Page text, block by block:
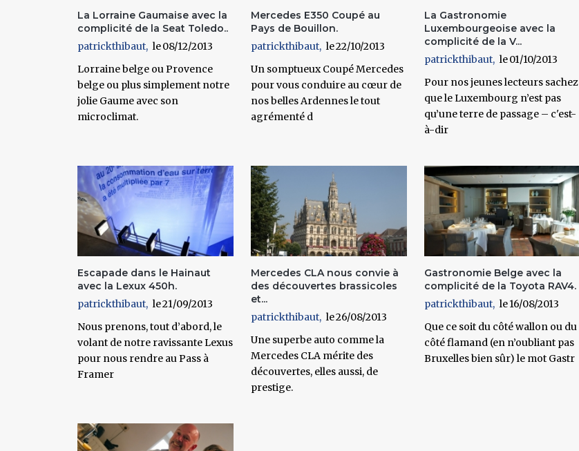
La Lorraine Gaumaise avec la
complicité de la Seat Toledo..
patrickthibaut
08/12/2013
Lorraine belge ou Provence
belge ou plus simplement notre
jolie Gaume avec son
microclimat.
Mercedes E350 Coupé au
Pays de Bouillon.
patrickthibaut
22/10/2013
Un somptueux Coupé Mercedes
pour vous conduire au cœur de
nos belles Ardennes le tout
agrémenté d
La Gastronomie
Luxembourgeoise avec la
complicité de la V...
patrickthibaut
01/10/2013
Pour nos jeunes lecteurs sachez
que le Luxembourg n’est pas
qu’une terre de passage – c'est-
à-dir
Escapade dans le Hainaut
avec la Lexux 450h.
patrickthibaut
21/09/2013
Nous prenons, tout d’abord, le
volant de notre ravissante Lexus
pour nous rendre au Pass à
Framer
Mercedes CLA nous convie à
des découvertes brassicoles
et...
patrickthibaut
26/08/2013
Une superbe auto comme la
Mercedes CLA mérite des
découvertes, elles aussi, de
prestige.
Gastronomie Belge avec la
complicité de la Toyota RAV4.
patrickthibaut
16/08/2013
Que ce soit du côté wallon ou du
côté flamand (en n’oubliant pas
Bruxelles bien sûr) le mot Gastr